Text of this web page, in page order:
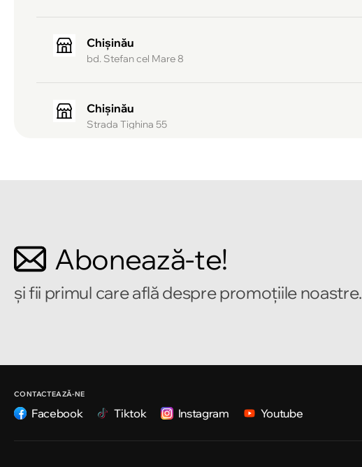
Chișinău
bd. Stefan cel Mare 8
Chișinău
Strada Tighina 55
Strada Alecu Russo 1
Abonează-te!
și fii primul care află despre promoțiile noastre.
CONTACTEAZĂ-NE
Facebook Tiktok Instagram Youtube